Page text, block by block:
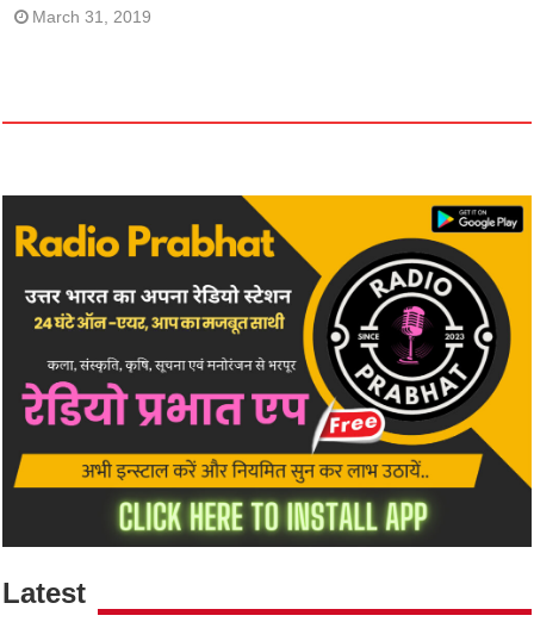
March 31, 2019
Latest